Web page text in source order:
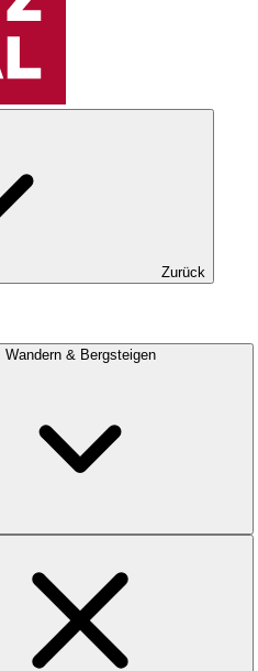
Zurück
Wandern & Bergsteigen